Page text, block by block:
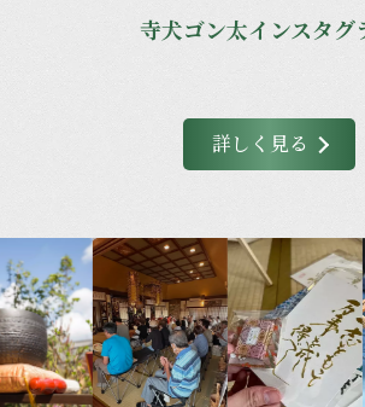
寺犬ゴン太インスタグ
詳しく見る